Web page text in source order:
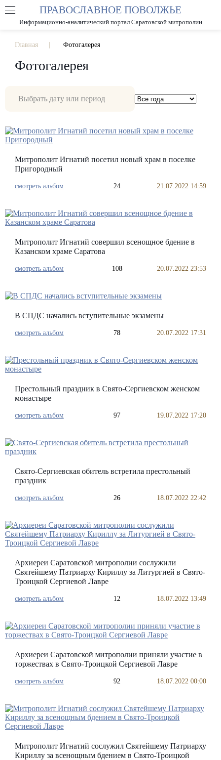
РАЗМЕР ШРИФТА А А
ПРАВОСЛАВНОЕ ПОВОЛЖЬЕ
Информационно-аналитический портал Саратовской митрополии
Главная Фотогалерея
Фотогалерея
Митрополит Игнатий посетил новый храм в поселке
Пригородный
смотреть альбом 24 21.07.2022 14:59
Митрополит Игнатий совершил всенощное бдение в
Казанском храме Саратова
смотреть альбом 108 20.07.2022 23:53
В СПДС начались вступительные экзамены
смотреть альбом 78 20.07.2022 17:31
Престольный праздник в Свято-Сергиевском женском
монастыре
смотреть альбом 97 19.07.2022 17:20
Свято-Сергиевская обитель встретила престольный
праздник
смотреть альбом 26 18.07.2022 22:42
Архиереи Саратовской митрополии сослужили
Святейшему Патриарху Кириллу за Литургией в Свято-
Троицкой Сергиевой Лавре
смотреть альбом 12 18.07.2022 13:49
Архиереи Саратовской митрополии приняли участие в
торжествах в Свято-Троицкой Сергиевой Лавре
смотреть альбом 92 18.07.2022 00:00
Митрополит Игнатий сослужил Святейшему Патриарху
Кириллу за всенощным бдением в Свято-Троицкой